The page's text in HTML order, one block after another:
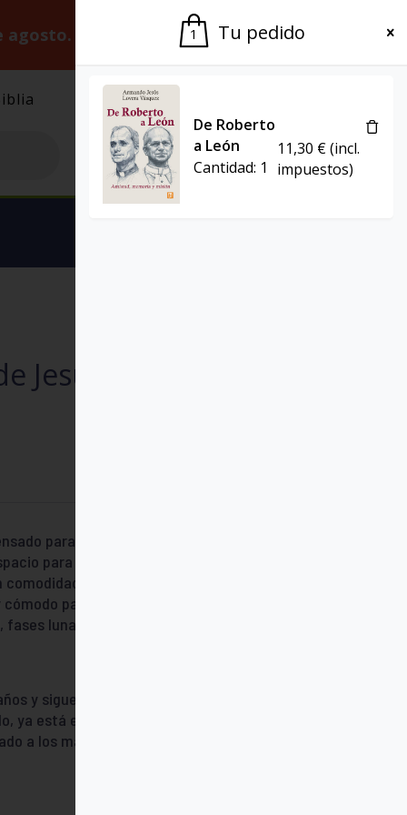
agosto. Gracias por la paciencia.
Jesús – 2026
para quienes necesitan organizarse
para notas, tareas o citas. La
El cierre con goma añade
para llevarla siempre contigo.
lunares, citas célebres, reflexiones,
y sigue siendo un imprescindible en
ya está el PEQUETaco: versión infantil
a los más pequeños.
1 Tu pedido
De Roberto
a León
Cantidad: 1
11,30 €(incl.
impuestos)